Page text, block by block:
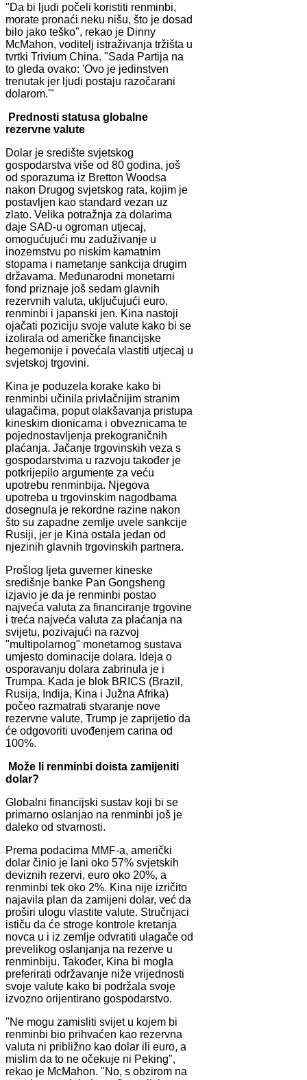
"Da bi ljudi počeli koristiti renminbi,
morate pronaći neku nišu, što je dosad
bilo jako teško", rekao je Dinny
McMahon, voditelj istraživanja tržišta u
tvrtki Trivium China. "Sada Partija na
to gleda ovako: 'Ovo je jedinstven
trenutak jer ljudi postaju razočarani
dolarom.'"
Prednosti statusa globalne
rezervne valute
Dolar je središte svjetskog
gospodarstva više od 80 godina, još
od sporazuma iz Bretton Woodsa
nakon Drugog svjetskog rata, kojim je
postavljen kao standard vezan uz
zlato. Velika potražnja za dolarima
daje SAD-u ogroman utjecaj,
omogućujući mu zaduživanje u
inozemstvu po niskim kamatnim
stopama i nametanje sankcija drugim
državama. Međunarodni monetarni
fond priznaje još sedam glavnih
rezervnih valuta, uključujući euro,
renminbi i japanski jen. Kina nastoji
ojačati poziciju svoje valute kako bi se
izolirala od američke financijske
hegemonije i povećala vlastiti utjecaj u
svjetskoj trgovini.
Kina je poduzela korake kako bi
renminbi učinila privlačnijim stranim
ulagačima, poput olakšavanja pristupa
kineskim dionicama i obveznicama te
pojednostavljenja prekograničnih
plaćanja. Jačanje trgovinskih veza s
gospodarstvima u razvoju također je
potkrijepilo argumente za veću
upotrebu renminbija. Njegova
upotreba u trgovinskim nagodbama
dosegnula je rekordne razine nakon
što su zapadne zemlje uvele sankcije
Rusiji, jer je Kina ostala jedan od
njezinih glavnih trgovinskih partnera.
Prošlog ljeta guverner kineske
središnje banke Pan Gongsheng
izjavio je da je renminbi postao
najveća valuta za financiranje trgovine
i treća najveća valuta za plaćanja na
svijetu, pozivajući na razvoj
"multipolarnog" monetarnog sustava
umjesto dominacije dolara. Ideja o
osporavanju dolara zabrinula je i
Trumpa. Kada je blok BRICS (Brazil,
Rusija, Indija, Kina i Južna Afrika)
počeo razmatrati stvaranje nove
rezervne valute, Trump je zaprijetio da
će odgovoriti uvođenjem carina od
100%.
Može li renminbi doista zamijeniti
dolar?
Globalni financijski sustav koji bi se
primarno oslanjao na renminbi još je
daleko od stvarnosti.
Prema podacima MMF-a, američki
dolar činio je lani oko 57% svjetskih
deviznih rezervi, euro oko 20%, a
renminbi tek oko 2%. Kina nije izričito
najavila plan da zamijeni dolar, već da
proširi ulogu vlastite valute. Stručnjaci
ističu da će stroge kontrole kretanja
novca u i iz zemlje odvratiti ulagače od
prevelikog oslanjanja na rezerve u
renminbiju. Također, Kina bi mogla
preferirati održavanje niže vrijednosti
svoje valute kako bi podržala svoje
izvozno orijentirano gospodarstvo.
"Ne mogu zamisliti svijet u kojem bi
renminbi bio prihvaćen kao rezervna
valuta ni približno kao dolar ili euro, a
mislim da to ne očekuje ni Peking",
rekao je McMahon. "No, s obzirom na